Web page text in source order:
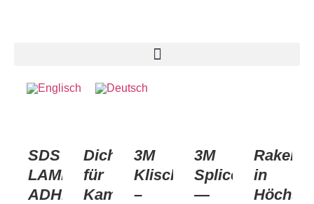
SDS
LAMINATING
ADHESIVES
Dichtungen
für
Kammerrakelsysteme
3M
Klischeeklebebänder
–
3M
Splicetapes
—
in